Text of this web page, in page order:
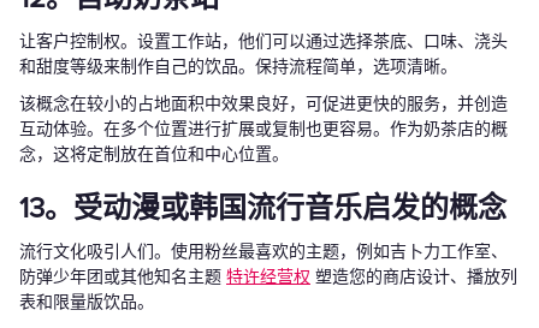
让客户控制权。设置工作站，他们可以通过选择茶底、口味、浇头
和甜度等级来制作自己的饮品。保持流程简单，选项清晰。
该概念在较小的占地面积中效果良好，可促进更快的服务，并创造
互动体验。在多个位置进行扩展或复制也更容易。作为奶茶店的概
念，这将定制放在首位和中心位置。
13。受动漫或韩国流行音乐启发的概念
流行文化吸引人们。使用粉丝最喜欢的主题，例如吉卜力工作室、
防弹少年团或其他知名主题 特许经营权 塑造您的商店设计、播放列
表和限量版饮品。